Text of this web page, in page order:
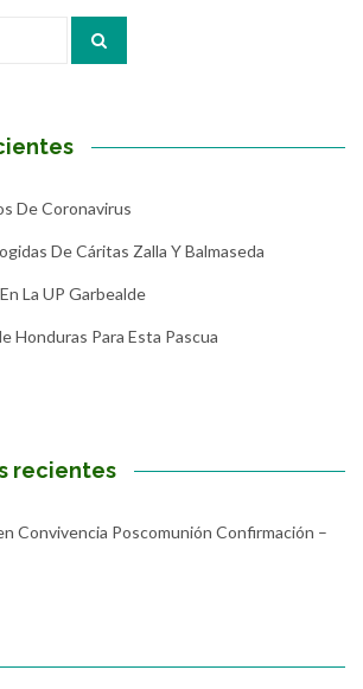
De Coronavirus
De Cáritas Zalla Y Balmaseda
La UP Garbealde
Honduras Para Esta Pascua
recientes
Convivencia Poscomunión Confirmación –